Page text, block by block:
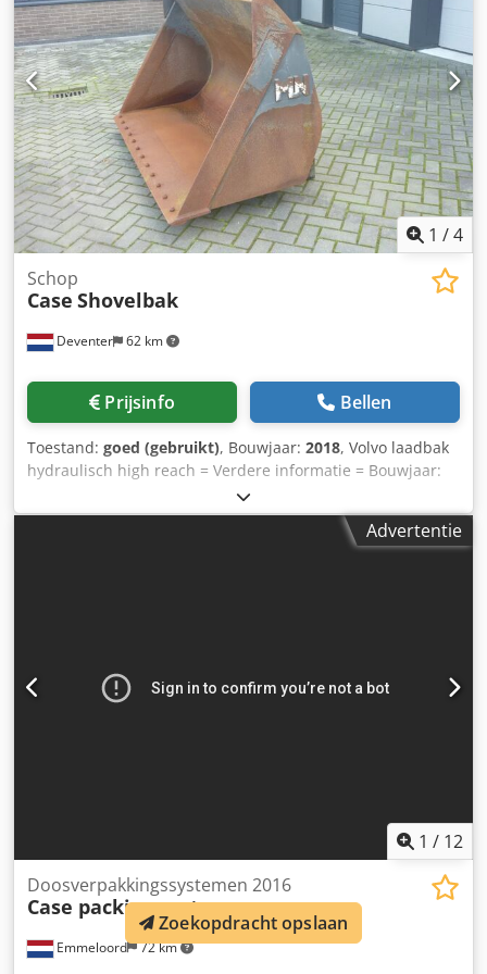
1 /4
Deventer 62 km
Schop
Case Shovelbak
Prijsinfo Bellen
Toestand: goed (gebruikt), Bouwjaar: 2018, Volvo laadbak
hydraulisch high reach = Verdere informatie = Bouwjaar:
2018 Toepasselijk voor: Bouwmachines Snelwisselsysteem:
Ja Technische staat: goed Dkjdpfx Ahowwtg Sjasr Optische
staat: goed Neem contact op met Gerrit Haverhoek voor
Advertentie
1 / 12
Emmeloord 72 km
Doosverpakkingssystemen 2016
Case packing systems
Zoekopdracht opslaan